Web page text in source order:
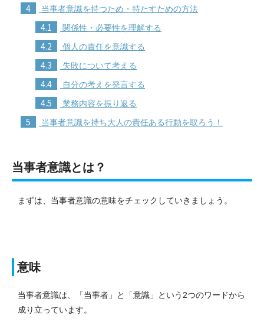
4 当事者意識を持つため・持たすための方法
4.1 関係性・必要性を理解する
4.2 個人の責任を意識する
4.3 失敗について考える
4.4 自分の考えを発言する
4.5 業務内容を振り返る
5 当事者意識を持ち大人の責任ある行動を取ろう！
当事者意識とは？
まずは、当事者意識の意味をチェックしていきましょう。
意味
当事者意識は、「当事者」と「意識」という2つのワードから
成り立っています。